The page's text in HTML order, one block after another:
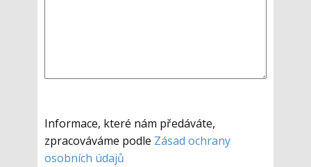
Informace, které nám předáváte,
zpracováváme podle Zásad ochrany
osobních údajů